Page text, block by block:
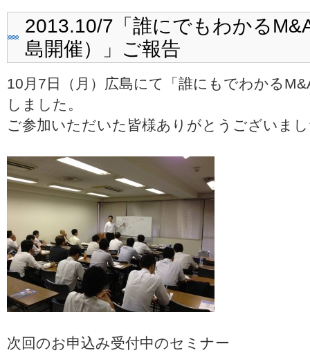
2013.10/7「誰にでもわかる
島開催）」ご報告
10月7日（月）広島にて「誰にもでわかる
しました。
ご参加いただいた皆様ありがとうございま
次回のお申込み受付中のセミナー